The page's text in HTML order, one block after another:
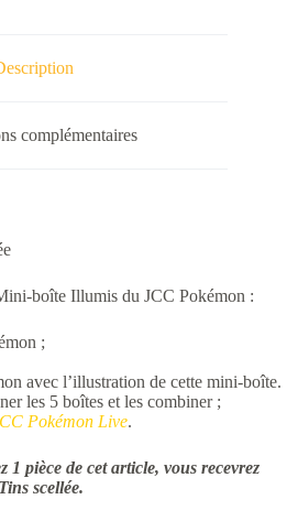
complémentaires
boîte Illumis du JCC Pokémon :
;
avec l’illustration de cette mini-boîte.
les 5 boîtes et les combiner ;
Pokémon Live.
1 pièce de cet article, vous recevrez
scellée.